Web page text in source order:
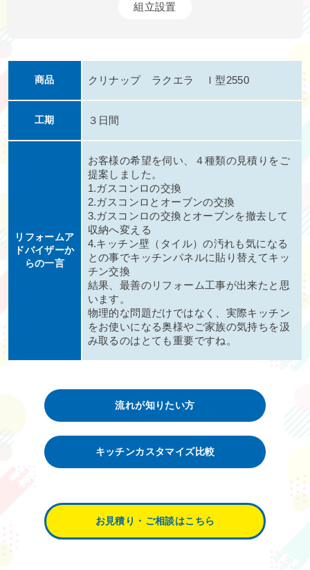
組立設置
商品 クリナップ ラクエラ Ｉ型2550
工期 ３日間
リフォームア
ドバイザーか
らの一言
お客様の希望を伺い、４種類の見積りをご
提案しました。
1.ガスコンロの交換
2.ガスコンロとオーブンの交換
3.ガスコンロの交換とオーブンを撤去して
収納へ変える
4.キッチン壁（タイル）の汚れも気になる
との事でキッチンパネルに貼り替えてキッ
チン交換
結果、最善のリフォーム工事が出来たと思
います。
物理的な問題だけではなく、実際キッチン
をお使いになる奥様やご家族の気持ちを汲
み取るのはとても重要ですね。
流れが知りたい方
キッチンカスタマイズ比較
お見積り・ご相談はこちら